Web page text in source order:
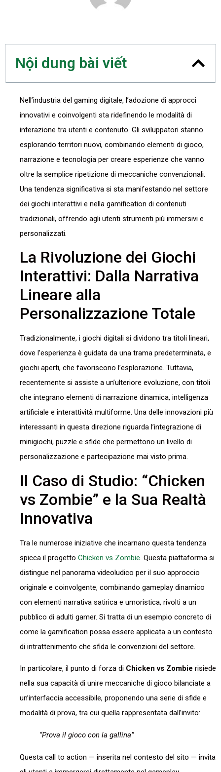
Nội dung bài viết
Nell’industria del gaming digitale, l’adozione di approcci
innovativi e coinvolgenti sta ridefinendo le modalità di
interazione tra utenti e contenuto. Gli sviluppatori stanno
esplorando territori nuovi, combinando elementi di gioco,
narrazione e tecnologia per creare esperienze che vanno
oltre la semplice ripetizione di meccaniche convenzionali.
Una tendenza significativa si sta manifestando nel settore
dei giochi interattivi e nella gamification di contenuti
tradizionali, offrendo agli utenti strumenti più immersivi e
personalizzati.
La Rivoluzione dei Giochi
Interattivi: Dalla Narrativa
Lineare alla
Personalizzazione Totale
Tradizionalmente, i giochi digitali si dividono tra titoli lineari,
dove l’esperienza è guidata da una trama predeterminata, e
giochi aperti, che favoriscono l’esplorazione. Tuttavia,
recentemente si assiste a un’ulteriore evoluzione, con titoli
che integrano elementi di narrazione dinamica, intelligenza
artificiale e interattività multiforme. Una delle innovazioni più
interessanti in questa direzione riguarda l’integrazione di
minigiochi, puzzle e sfide che permettono un livello di
personalizzazione e partecipazione mai visto prima.
Il Caso di Studio: “Chicken
vs Zombie” e la Sua Realtà
Innovativa
Tra le numerose iniziative che incarnano questa tendenza
spicca il progetto Chicken vs Zombie. Questa piattaforma si
distingue nel panorama videoludico per il suo approccio
originale e coinvolgente, combinando gameplay dinamico
con elementi narrativa satirica e umoristica, rivolti a un
pubblico di adulti gamer. Si tratta di un esempio concreto di
come la gamification possa essere applicata a un contesto
di intrattenimento che sfida le convenzioni del settore.
In particolare, il punto di forza di Chicken vs Zombie risiede
nella sua capacità di unire meccaniche di gioco bilanciate a
un’interfaccia accessibile, proponendo una serie di sfide e
modalità di prova, tra cui quella rappresentata dall’invito:
“Prova il gioco con la gallina”
Questa call to action — inserita nel contesto del sito — invita